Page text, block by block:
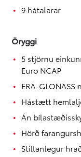
9 hátalarar
Öryggi
5 stjörnu
Euro NCAP
ERA-
Hástætt
Án
Hörð
Stillanlegur